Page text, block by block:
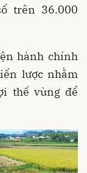
trên 36.000
hành chính
lược nhằm
thế vùng để